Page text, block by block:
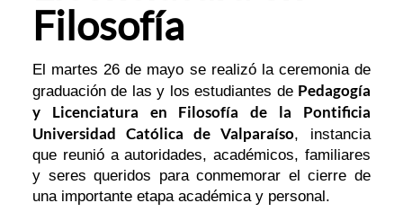
Filosofía
El martes 26 de mayo se realizó la ceremonia de
graduación de las y los estudiantes de Pedagogía
y Licenciatura en Filosofía de la Pontificia
Universidad Católica de Valparaíso, instancia
que reunió a autoridades, académicos, familiares
y seres queridos para conmemorar el cierre de
una importante etapa académica y personal.